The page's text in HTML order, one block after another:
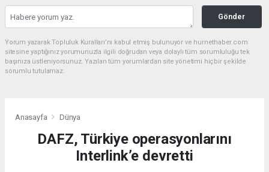
Gönder
Yorum yazarak Topluluk Kuralları’nı kabul etmiş bulunuyor ve hurnethaber.com
sitesine yaptığınız yorumunuzla ilgili doğrudan veya dolaylı tüm sorumluluğu tek
başınıza üstleniyorsunuz. Yazılan tüm yorumlardan site yönetimi hiçbir şekilde
sorumlu tutulamaz.
Anasayfa Dünya
DAFZ, Türkiye operasyonlarını
Interlink’e devretti